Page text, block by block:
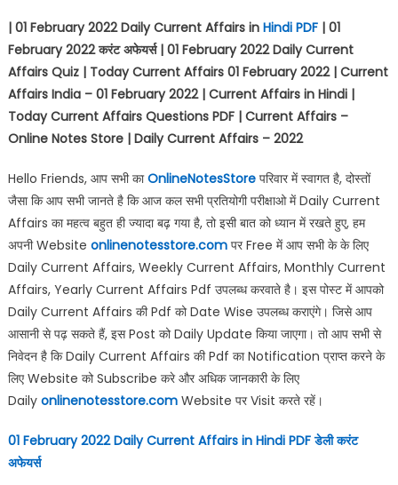
| 01 February 2022 Daily Current Affairs in Hindi PDF| 01
February 2022करंट अफेयर्स | 01 February 2022 Daily Current
Affairs Quiz | Today Current Affairs 01 February 2022 | Current
Affairs India – 01 February 2022 | Current Affairs in Hindi |
Today Current Affairs Questions PDF | Current Affairs –
Online Notes Store | Daily Current Affairs – 2022
Hello Friends, आप सभी काOnlineNotesStoreपरिवार में स्वागत है, दोस्तों
जैसा कि आप सभी जानते है कि आज कल सभी प्रतियोगी परीक्षाओ में Daily Current
Affairs का महत्व बहुत ही ज्यादा बढ़ गया है, तो इसी बात को ध्यान में रखते हुए, हम
अपनी Website onlinenotesstore.comपर Free में आप सभी के के लिए
Daily Current Affairs, Weekly Current Affairs, Monthly Current
Affairs, Yearly Current Affairs Pdf उपलब्ध करवाते है। इस पोस्ट में आपको
Daily Current Affairs की Pdf को Date Wise उपलब्ध कराएंगे। जिसे आप
आसानी से पढ़ सकते हैं, इस Post को Daily Update किया जाएगा। तो आप सभी से
निवेदन है कि Daily Current Affairs की Pdf का Notification प्राप्त करने के
लिए Website को Subscribe करे और अधिक जानकारी के लिए
Daily onlinenotesstore.comWebsite पर Visit करते रहें।
01 February 2022 Daily Current Affairs in Hindi PDFडेली करंट
अफेयर्स